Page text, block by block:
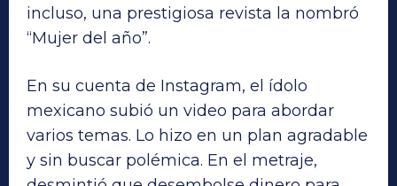
incluso, una prestigiosa revista la nombró
“Mujer del año”.
En su cuenta de Instagram, el ídolo
mexicano subió un video para abordar
varios temas. Lo hizo en un plan agradable
y sin buscar polémica. En el metraje,